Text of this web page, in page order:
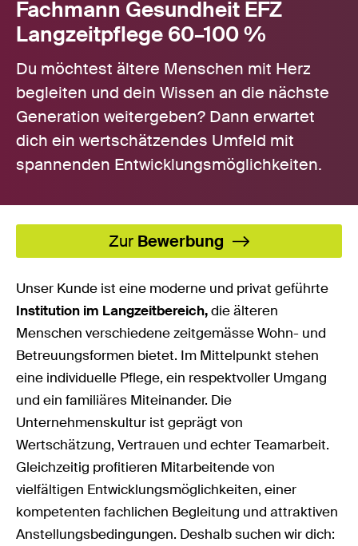
Fachmann Gesundheit EFZ
Langzeitpflege 60–100 %
Du möchtest ältere Menschen mit Herz
begleiten und dein Wissen an die nächste
Generation weitergeben? Dann erwartet
dich ein wertschätzendes Umfeld mit
spannenden Entwicklungsmöglichkeiten.
Zur Bewerbung
Unser Kunde ist eine moderne und privat geführte
Institution im Langzeitbereich,die älteren
Menschen verschiedene zeitgemässe Wohn- und
Betreuungsformen bietet. Im Mittelpunkt stehen
eine individuelle Pflege, ein respektvoller Umgang
und ein familiäres Miteinander. Die
Unternehmenskultur ist geprägt von
Wertschätzung, Vertrauen und echter Teamarbeit.
Gleichzeitig profitieren Mitarbeitende von
vielfältigen Entwicklungsmöglichkeiten, einer
kompetenten fachlichen Begleitung und attraktiven
Anstellungsbedingungen. Deshalb suchen wir dich: